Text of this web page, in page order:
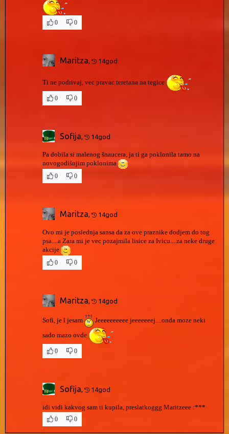
0 0
Maritza 14god
Ti ne podrivaj, vec pravac teretana na tegice
0 0
Sofija 14god
Pa dobila si malenog šnaucera, ja ti ga poklonila tamo na
novogodišnjim poklonima
0
0
Maritza 14god
Ovo mi je poslednja sansa da za ove praznike dodjem do tog
psa....a Zara mi je vec pozajmila lisice za Ivicu....za neke druge
akcije
0
0
Maritza 14god
Sofi, je l jesam Jeeeeeeeeee jeeeeeeej....onda moze neki
sado mazo ovde
0 0
Sofija 14god
idi vidi kakvog sam ti kupila, preslatkoggg Maritzeee :***
0
0